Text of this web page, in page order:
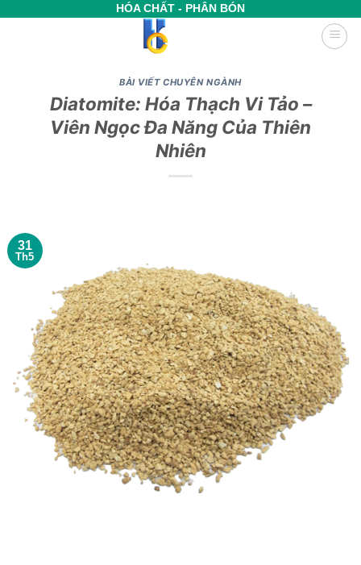
HÓA CHẤT - PHÂN BÓN
BÀI VIẾT CHUYÊN NGÀNH
Diatomite: Hóa Thạch Vi Tảo –
Viên Ngọc Đa Năng Của Thiên
Nhiên
31
Th5